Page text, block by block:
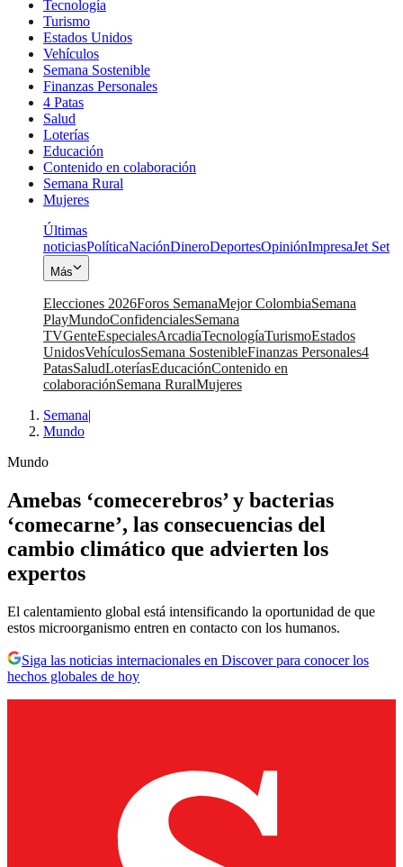
Tecnología
Turismo
Estados Unidos
Vehículos
Semana Sostenible
Finanzas Personales
4 Patas
Salud
Loterías
Educación
Contenido en colaboración
Semana Rural
Mujeres
Últimas
noticiasPolíticaNaciónDineroDeportesOpiniónImpresaJet Set
Más
Elecciones 2026Foros SemanaMejor ColombiaSemana
PlayMundoConfidencialesSemana
TVGenteEspecialesArcadiaTecnologíaTurismoEstados
UnidosVehículosSemana SostenibleFinanzas Personales4
PatasSaludLoteríasEducaciónContenido en
colaboraciónSemana RuralMujeres
Semana|
Mundo
Mundo
Amebas ‘comecerebros’ y bacterias
‘comecarne’, las consecuencias del
cambio climático que advierten los
expertos
El calentamiento global está intensificando la oportunidad de que
estos microorganismo entren en contacto con los humanos.
Siga las noticias internacionales en Discover para conocer los
hechos globales de hoy